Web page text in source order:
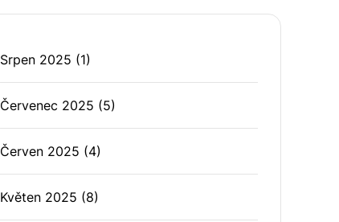
Srpen 2025 (1)
Červenec 2025 (5)
Červen 2025 (4)
Květen 2025 (8)